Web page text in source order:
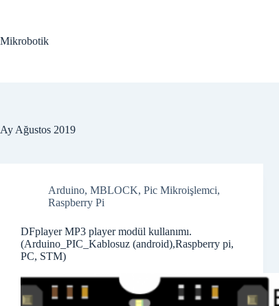
Mikrobotik
Ay Ağustos 2019
Arduino, MBLOCK, Pic Mikroişlemci,
Raspberry Pi
DFplayer MP3 player modül kullanımı.
(Arduino_PIC_Kablosuz (android),Raspberry pi,
PC, STM)